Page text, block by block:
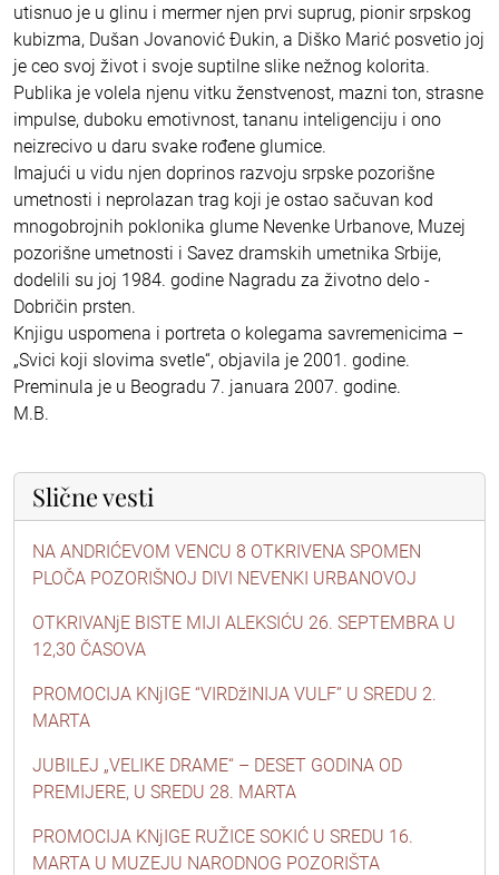
utisnuo je u glinu i mermer njen prvi suprug, pionir srpskog
kubizma, Dušan Jovanović Đukin, a Diško Marić posvetio joj
je ceo svoj život i svoje suptilne slike nežnog kolorita.
Publika je volela njenu vitku ženstvenost, mazni ton, strasne
impulse, duboku emotivnost, tananu inteligenciju i ono
neizrecivo u daru svake rođene glumice.
Imajući u vidu njen doprinos razvoju srpske pozorišne
umetnosti i neprolazan trag koji je ostao sačuvan kod
mnogobrojnih poklonika glume Nevenke Urbanove, Muzej
pozorišne umetnosti i Savez dramskih umetnika Srbije,
dodelili su joj 1984. godine Nagradu za životno delo -
Dobričin prsten.
Knjigu uspomena i portreta o kolegama savremenicima –
„Svici koji slovima svetle“, objavila je 2001. godine.
Preminula je u Beogradu 7. januara 2007. godine.
M.B.
Slične vesti
NA ANDRIĆEVOM VENCU 8 OTKRIVENA SPOMEN
PLOČA POZORIŠNOJ DIVI NEVENKI URBANOVOJ
OTKRIVANjE BISTE MIJI ALEKSIĆU 26. SEPTEMBRA U
12,30 ČASOVA
PROMOCIJA KNjIGE “VIRDžINIJA VULF” U SREDU 2.
MARTA
JUBILEJ „VELIKE DRAME“ – DESET GODINA OD
PREMIJERE, U SREDU 28. MARTA
PROMOCIJA KNjIGE RUŽICE SOKIĆ U SREDU 16.
MARTA U MUZEJU NARODNOG POZORIŠTA